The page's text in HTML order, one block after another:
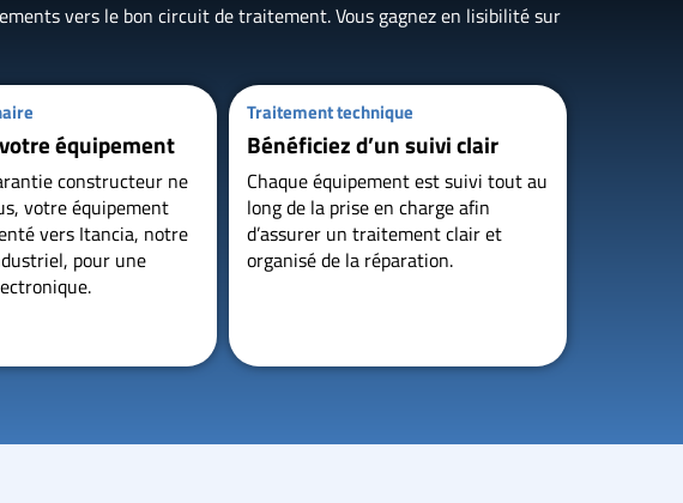
vers le bon circuit de traitement. Vous gagnez en lisibilité sur
équipement
constructeur ne
votre équipement
vers Itancia, notre
pour une
Traitement technique
Bénéficiez d’un suivi clair
Chaque équipement est suivi tout au
long de la prise en charge afin
d’assurer un traitement clair et
organisé de la réparation.